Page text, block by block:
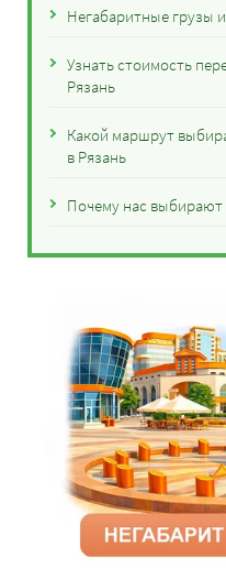
Негабаритные грузы
Узнать стоимость
Рязань
Какой маршрут
в Рязань
Почему нас выбирают